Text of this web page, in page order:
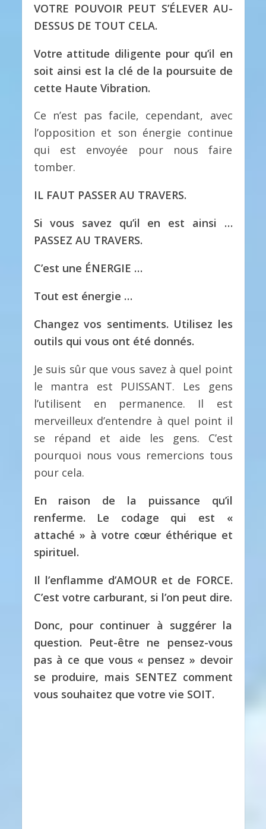
VOTRE POUVOIR PEUT S’ÉLEVER AU-
DESSUS DE TOUT CELA.
Votre attitude diligente pour qu’il en
soit ainsi est la clé de la poursuite de
cette Haute Vibration.
Ce n’est pas facile, cependant, avec
l’opposition et son énergie continue
qui est envoyée pour nous faire
tomber.
IL FAUT PASSER AU TRAVERS.
Si vous savez qu’il en est ainsi …
PASSEZ AU TRAVERS.
C’est une ÉNERGIE …
Tout est énergie …
Changez vos sentiments. Utilisez les
outils qui vous ont été donnés.
Je suis sûr que vous savez à quel point
le mantra est PUISSANT. Les gens
l’utilisent en permanence. Il est
merveilleux d’entendre à quel point il
se répand et aide les gens. C’est
pourquoi nous vous remercions tous
pour cela.
En raison de la puissance qu’il
renferme.
Le codage qui est «
attaché » à votre cœur éthérique et
spirituel.
Il l’enflamme d’AMOUR et de FORCE.
C’est votre carburant, si l’on peut dire.
Donc, pour continuer à suggérer la
question.
Peut-être ne pensez-vous
pas à ce que vous « pensez » devoir
se produire, mais SENTEZ comment
vous souhaitez que votre vie SOIT.